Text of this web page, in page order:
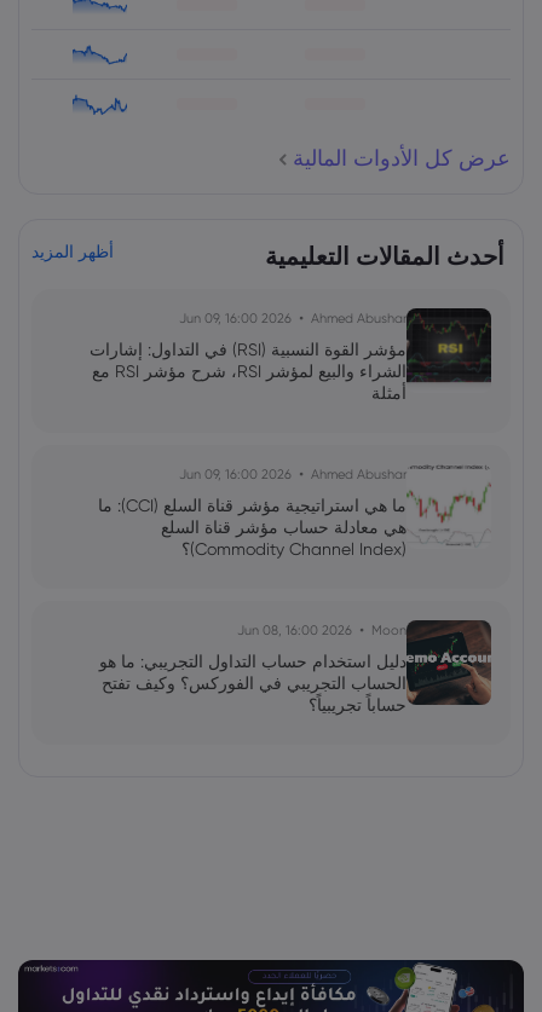
عرض كل الأدوات المالية
أحدث المقالات التعليمية أظهر المزيد
Ahmed Abushar
2026 Jun 09, 16:00
مؤشر القوة النسبية (RSI) في التداول: إشارات
الشراء والبيع لمؤشر RSI، شرح مؤشر RSI مع
أمثلة
Ahmed Abushar
2026 Jun 09, 16:00
ما هي استراتيجية مؤشر قناة السلع (CCI): ما
هي معادلة حساب مؤشر قناة السلع
(Commodity Channel Index)؟
Moon
2026 Jun 08, 16:00
دليل استخدام حساب التداول التجريبي: ما هو
الحساب التجريبي في الفوركس؟ وكيف تفتح
حساباً تجريبياً؟